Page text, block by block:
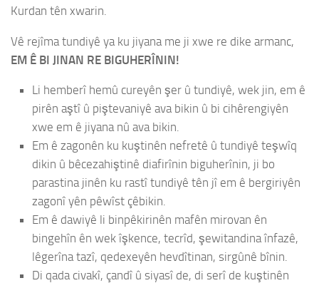
Kurdan tên xwarin.
Vê rejîma tundiyê ya ku jiyana me ji xwe re dike armanc,
EM Ê BI JINAN RE BIGUHERÎNIN!
Li hemberî hemû cureyên şer û tundiyê, wek jin, em ê
pirên aştî û piştevaniyê ava bikin û bi cihêrengiyên
xwe em ê jiyana nû ava bikin.
Em ê zagonên ku kuştinên nefretê û tundiyê teşwîq
dikin û bêcezahiştinê diafirînin biguherînin, ji bo
parastina jinên ku rastî tundiyê tên jî em ê bergiriyên
zagonî yên pêwîst çêbikin.
Em ê dawiyê li binpêkirinên mafên mirovan ên
bingehîn ên wek îşkence, tecrîd, şewitandina înfazê,
lêgerîna tazî, qedexeyên hevdîtinan, sirgûnê bînin.
Di qada civakî, çandî û siyasî de, di serî de kuştinên